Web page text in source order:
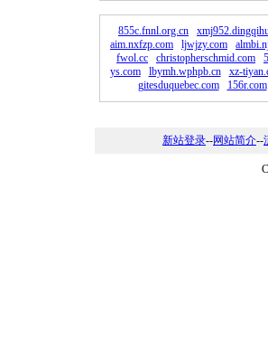
855c.fnnl.org.cn
aim.nxfzp.com
ljwjzy.com
fwol.cc
christopherschmid.com
ys.com
lbymh.wphpb.cn xz-
gitesduquebec.com
156r.com
新站登录--网站简介--